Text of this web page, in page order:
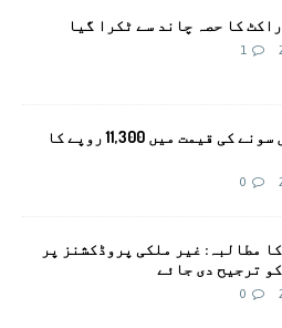
کا حصہ چاند سے ٹکرا گیا
1
پاکستان میں سونے کی قیمت میں 11,300 روپے کا
0
مطالبہ: غیر ملکی پروڈکشنز پر
ترجیح دی جائے
0